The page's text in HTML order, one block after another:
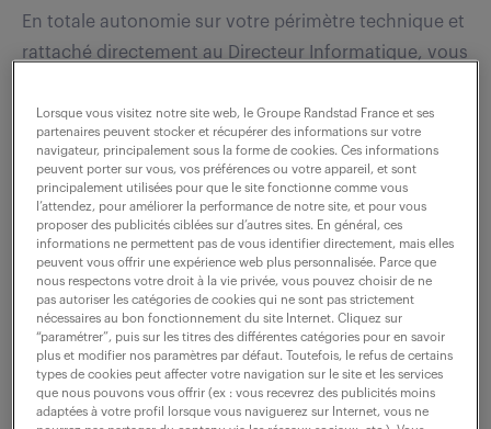
En totale autonomie sur votre périmètre technique et
rattaché directement au Directeur Informatique, vous
fonctionnalités sur des applicatifs...
voir l'offre
ingénieur développement
python / systèmes embarqués
(f/h)
4 août 2026
Lorsque vous visitez notre site web, le Groupe Randstad France et ses
partenaires peuvent stocker et récupérer des informations sur votre
navigateur, principalement sous la forme de cookies. Ces informations
peuvent porter sur vous, vos préférences ou votre appareil, et sont
principalement utilisées pour que le site fonctionne comme vous
l’attendez, pour améliorer la performance de notre site, et pour vous
proposer des publicités ciblées sur d’autres sites. En général, ces
informations ne permettent pas de vous identifier directement, mais elles
peuvent vous offrir une expérience web plus personnalisée. Parce que
nous respectons votre droit à la vie privée, vous pouvez choisir de ne
pas autoriser les catégories de cookies qui ne sont pas strictement
nécessaires au bon fonctionnement du site Internet. Cliquez sur
“paramétrer”, puis sur les titres des différentes catégories pour en savoir
plus et modifier nos paramètres par défaut. Toutefois, le refus de certains
types de cookies peut affecter votre navigation sur le site et les services
que nous pouvons vous offrir (ex : vous recevrez des publicités moins
adaptées à votre profil lorsque vous naviguerez sur Internet, vous ne